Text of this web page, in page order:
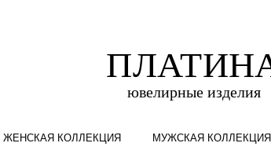
ЖЕНСКАЯ КОЛЛЕКЦИЯ МУЖСКАЯ КОЛЛЕКЦИЯ